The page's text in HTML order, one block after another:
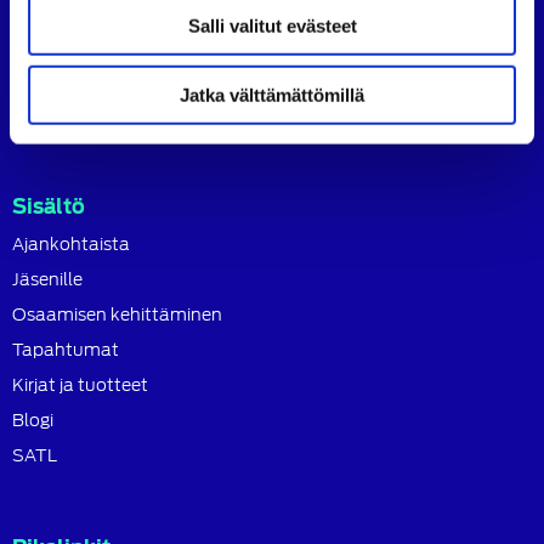
Salli valitut evästeet
Jatka välttämättömillä
tavoitteena on ylläpitää ja kehittää koko autoalan
osaamista ja ammattitaitoa.
Sisältö
Ajankohtaista
Jäsenille
Osaamisen kehittäminen
Tapahtumat
Kirjat ja tuotteet
Blogi
SATL